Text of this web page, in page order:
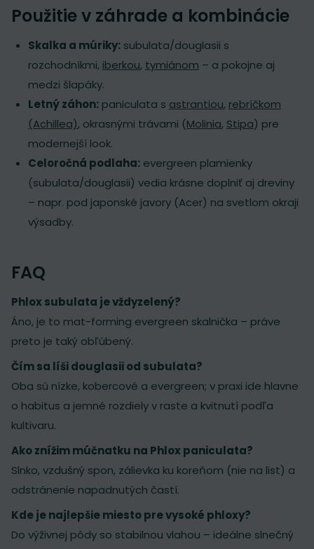
Použitie v záhrade a kombinácie
Skalka a múriky: subulata/douglasii s
rozchodníkmi, iberkou, tymiánom – a pokojne aj
medzi šlapáky.
Letný záhon: paniculata s astrantiou, rebríčkom
(Achillea), okrasnými trávami (Molinia, Stipa) pre
modernejší look.
Celoročná podlaha: evergreen plamienky
(subulata/douglasii) vedia krásne doplniť aj dreviny
– napr. pod japonské javory (Acer) na svetlom okraji
výsadby.
FAQ
Phlox subulata je vždyzelený?
Áno, je to mat-forming evergreen skalnička – práve
preto je taký obľúbený.
Čím sa líši douglasii od subulata?
Oba sú nízke, kobercové a evergreen; v praxi ide hlavne
o habitus a jemné rozdiely v raste a kvitnutí podľa
kultivaru.
Ako znížim múčnatku na Phlox paniculata?
Slnko, vzdušný spon, zálievka ku koreňom (nie na list) a
odstránenie napadnutých častí.
Kde je najlepšie miesto pre vysoké phloxy?
Do výživnej pôdy so stabilnou vlahou – ideálne slnečný